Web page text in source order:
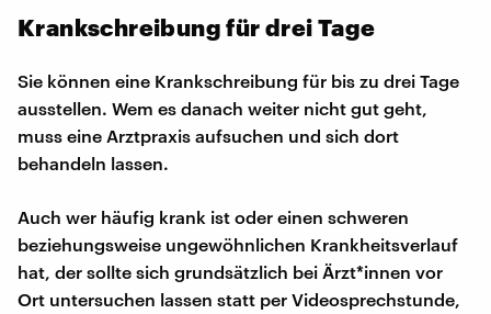
Krankschreibung für drei Tage
Sie können eine Krankschreibung für bis zu drei Tage
ausstellen. Wem es danach weiter nicht gut geht,
muss eine Arztpraxis aufsuchen und sich dort
behandeln lassen.
Auch wer häufig krank ist oder einen schweren
beziehungsweise ungewöhnlichen Krankheitsverlauf
hat, der sollte sich grundsätzlich bei Ärzt*innen vor
Ort untersuchen lassen statt per Videosprechstunde,